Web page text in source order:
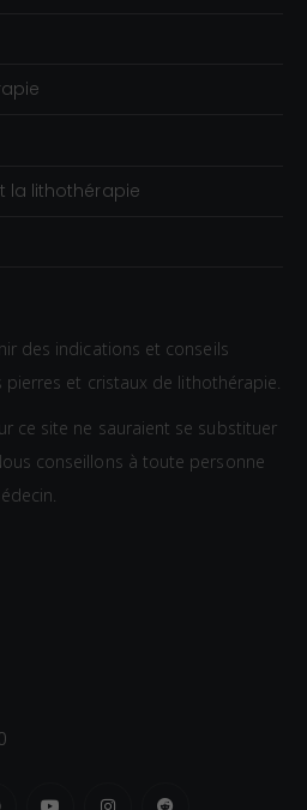
la lithothérapie
des indications et conseils
pierres et cristaux de lithothérapie.
ce site ne sauraient se substituer
conseillons à toute personne